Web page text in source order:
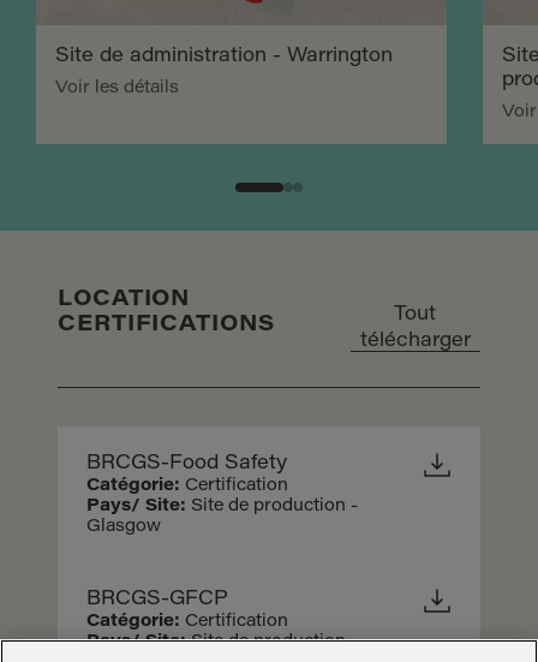
Site de administration - Warrington
Voir les détails
LOCATION
CERTIFICATIONS
Tout
télécharger
BRCGS-Food Safety
Catégorie: Certification
Pays/ Site: Site de production -
Glasgow
BRCGS-GFCP
Catégorie: Certification
Pays/ Site:Site de production -